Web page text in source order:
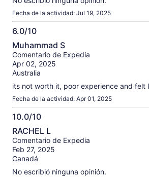
Fecha de la actividad: Jul 19, 2025
6.0/10
6.0
de
10
Muhammad S
Comentario de Expedia
Apr 02, 2025
Australia
its not worth it, poor experience and felt
Fecha de la actividad: Apr 01, 2025
10.0/10
10.0
de
10
RACHEL L
Comentario de Expedia
Feb 27, 2025
Canadá
No escribió ninguna opinión.